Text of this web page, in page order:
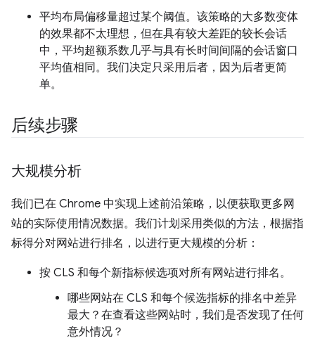
平均布局偏移量超过某个阈值。该策略的大多数变体
的效果都不太理想，但在具有较大差距的较长会话
中，平均超额系数几乎与具有长时间间隔的会话窗口
平均值相同。我们决定只采用后者，因为后者更简
单。
后续步骤
大规模分析
我们已在 Chrome 中实现上述前沿策略，以便获取更多网
站的实际使用情况数据。我们计划采用类似的方法，根据指
标得分对网站进行排名，以进行更大规模的分析：
按 CLS 和每个新指标候选项对所有网站进行排名。
哪些网站在 CLS 和每个候选指标的排名中差异
最大？在查看这些网站时，我们是否发现了任何
意外情况？